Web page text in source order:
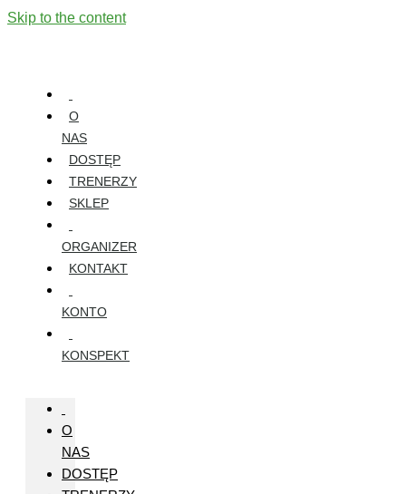
Skip to the content
O
NAS
DOSTĘP
TRENERZY
SKLEP
ORGANIZER
KONTAKT
KONTO
KONSPEKT
O
NAS
DOSTĘP